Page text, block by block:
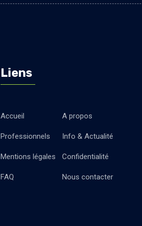
Liens
Accueil A propos
Professionnels Info & Actualité
Mentions légales Confidentialité
FAQ Nous contacter